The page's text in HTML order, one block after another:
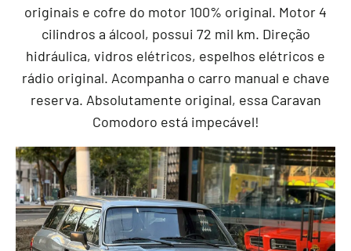
originais e cofre do motor 100% original. Motor 4
cilindros a álcool, possui 72 mil km. Direção
hidráulica, vidros elétricos, espelhos elétricos e
rádio original. Acompanha o carro manual e chave
reserva. Absolutamente original, essa Caravan
Comodoro está impecável!